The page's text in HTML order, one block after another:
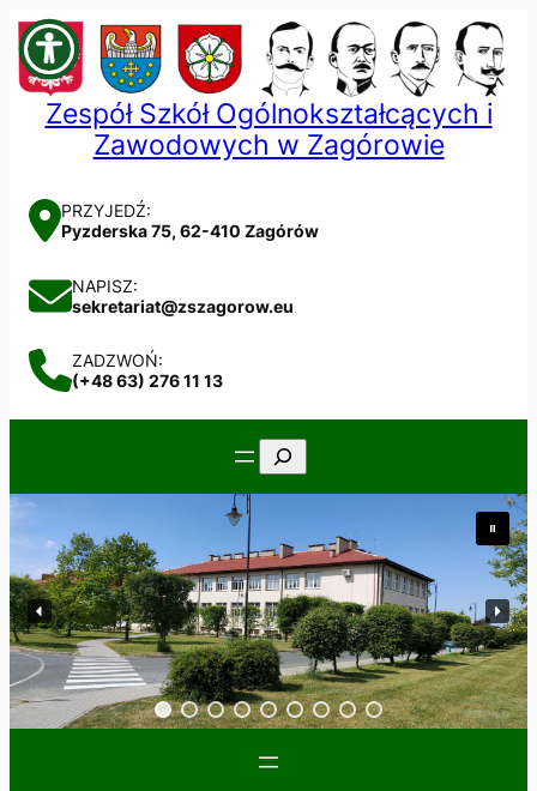
Przejdź
do
treści
Zespół Szkół Ogólnokształcących i
Zawodowych w Zagórowie
PRZYJEDŹ:
Pyzderska 75, 62-410 Zagórów
NAPISZ:
sekretariat@zszagorow.eu
ZADZWOŃ:
(+48 63) 276 11 13
Szukaj